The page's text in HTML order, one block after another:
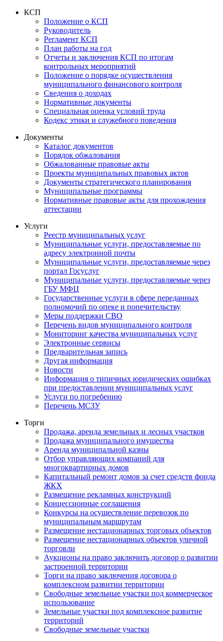
КСП
Положение о КСП
Руководитель
Регламент КСП
План работы на год
Отчеты и заключения КСП по итогам
контрольных мероприятий
Положение о порядке осуществления
муниципального финансового контроля
Сведения о доходах
Нормативные документы
Специальная оценка условий труда
Кодекс этики и служебного поведения
Документы
Каталог документов
Порядок обжалования
Обжалованные правовые акты
Проекты муниципальных правовых актов
Документы стратегического планирования
Муниципальные программы
Нормативные правовые акты для прохождения
аттестации
Услуги
Реестр муниципальных услуг
Муниципальные услуги, предоставляемые по
адресу электронной почты
Муниципальные услуги, предоставляемые через
портал Госуслуг
Муниципальные услуги, предоставляемые через
ГБУ МФЦ
Государственные услуги в сфере переданных
полномочий по опеке и попечительству
Меры поддержки СВО
Перечень видов муниципального контроля
Мониторинг качества муниципальных услуг
Электронные сервисы
Предварительная запись
Другая информация
Новости
Информация о типичных юридических ошибках
при предоставлении муниципальных услуг
Услуги по погребению
Перечень МСЗУ
Торги
Продажа, аренда земельных и лесных участков
Продажа муниципального имущества
Аренда муниципальной казны
Отбор управляющих компаний для
многоквартирных домов
Капитальный ремонт домов за счет средств фонда
ЖКХ
Размещение рекламных конструкций
Концессионные соглашения
Конкурсы на осуществление перевозок по
муниципальным маршрутам
Размещение нестационарных торговых объектов
Размещение нестационарных объектов уличной
торговли
Аукционы на право заключить договор о развитии
застроенной территории
Торги на право заключения договора о
комплексном развитии территории
Свободные земельные участки под коммерческое
использование
Земельные участки под комплексное развитие
территорий
Свободные земельные участки